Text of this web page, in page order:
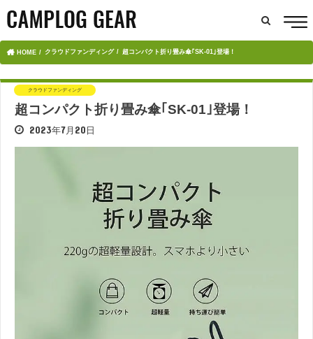
HOME クラウドファンディング 超コンパクト折り畳み傘｢SK-01｣登場！
クラウドファンディング
超コンパクト折り畳み傘｢SK-01｣登場！
2023年7月20日